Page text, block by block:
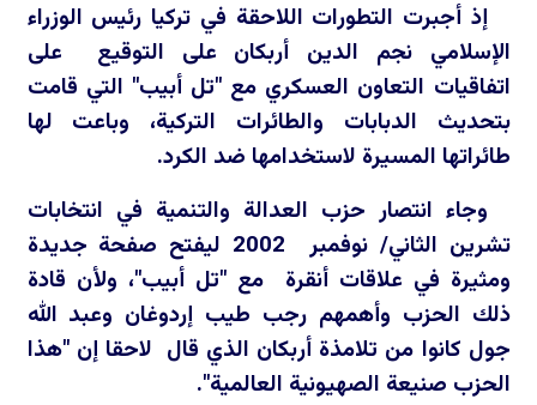
إذ أجبرت التطورات اللاحقة في تركيا رئيس الوزراء
الإسلامي نجم الدين أربكان على التوقيع على
اتفاقيات التعاون العسكري مع "تل أبيب" التي قامت
بتحديث الدبابات والطائرات التركية، وباعت لها
طائراتها المسيرة لاستخدامها ضد الكرد.
وجاء انتصار حزب العدالة والتنمية في انتخابات
تشرين الثاني/ نوفمبر 2002 ليفتح صفحة جديدة
ومثيرة في علاقات أنقرة مع "تل أبيب"، ولأن قادة
ذلك الحزب وأهمهم رجب طيب إردوغان وعبد الله
جول كانوا من تلامذة أربكان الذي قال لاحقا إن "هذا
الحزب صنيعة الصهيونية العالمية".